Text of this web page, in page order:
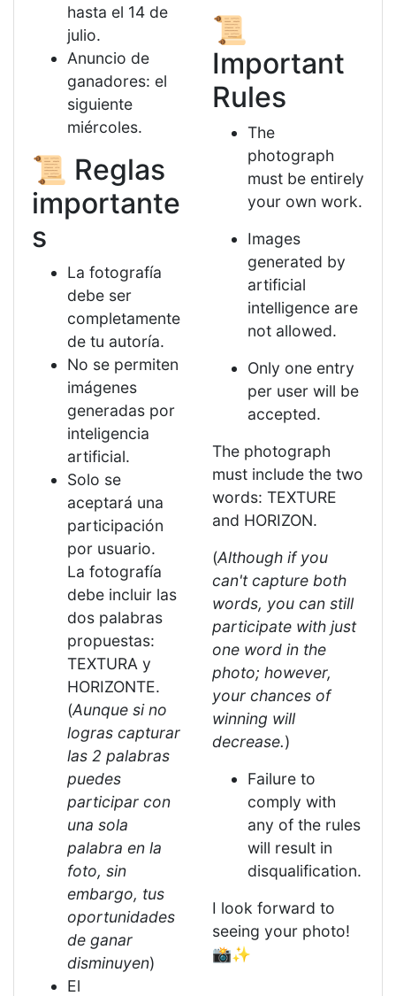
hasta el 14 de
julio.
Anuncio de
ganadores: el
siguiente
miércoles.
📜 Reglas
importante
s
La fotografía
debe ser
completamente
de tu autoría.
No se permiten
imágenes
generadas por
inteligencia
artificial.
Solo se
aceptará una
participación
por usuario.
La fotografía
debe incluir las
dos palabras
propuestas:
TEXTURA y
HORIZONTE.
(Aunque si no
logras capturar
las 2 palabras
puedes
participar con
una sola
palabra en la
foto, sin
embargo, tus
oportunidades
de ganar
disminuyen)
El
📜
Important
Rules
The
photograph
must be entirely
your own work.
Images
generated by
artificial
intelligence are
not allowed.
Only one entry
per user will be
accepted.
The photograph
must include the two
words: TEXTURE
and HORIZON.
(Although if you
can't capture both
words, you can still
participate with just
one word in the
photo; however,
your chances of
winning will
decrease.)
Failure to
comply with
any of the rules
will result in
disqualification.
I look forward to
seeing your photo!
📸✨